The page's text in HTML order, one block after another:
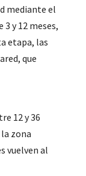
mediante el
y 12 meses,
etapa, las
que
12 y 36
zona
vuelven al